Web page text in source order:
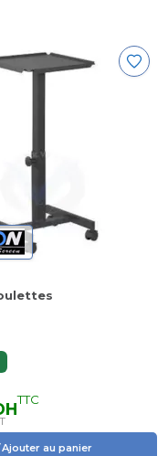
TTC
Ajouter au panier